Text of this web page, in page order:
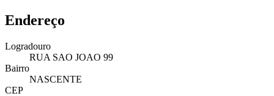
Endereço
Logradouro
RUA SAO JOAO 99
Bairro
NASCENTE
CEP